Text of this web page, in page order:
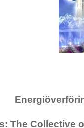
The Collective